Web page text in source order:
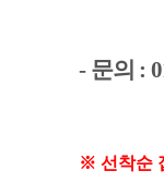
- 문의 :
※ 선착순